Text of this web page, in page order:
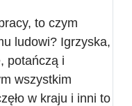
to czym
ludowi? Igrzyska,
potańczą i
wszystkim
w kraju i inni to